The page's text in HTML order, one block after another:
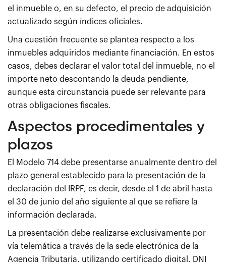
el inmueble o, en su defecto, el precio de adquisición
actualizado según índices oficiales.
Una cuestión frecuente se plantea respecto a los
inmuebles adquiridos mediante financiación. En estos
casos, debes declarar el valor total del inmueble, no el
importe neto descontando la deuda pendiente,
aunque esta circunstancia puede ser relevante para
otras obligaciones fiscales.
Aspectos procedimentales y
plazos
El Modelo 714 debe presentarse anualmente dentro del
plazo general establecido para la presentación de la
declaración del IRPF, es decir, desde el 1 de abril hasta
el 30 de junio del año siguiente al que se refiere la
información declarada.
La presentación debe realizarse exclusivamente por
vía telemática a través de la sede electrónica de la
Agencia Tributaria, utilizando certificado digital, DNI